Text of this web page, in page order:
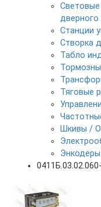
Станции
Створка
Табло
Тяговые
Шкивы /
Энкодеры